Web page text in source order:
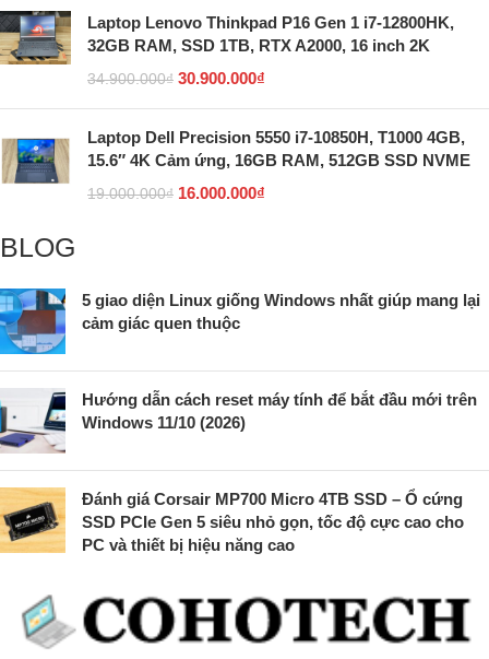
Laptop Lenovo Thinkpad P16 Gen 1 i7-12800HK,
32GB RAM, SSD 1TB, RTX A2000, 16 inch 2K
34.900.000₫ 30.900.000₫
Laptop Dell Precision 5550 i7-10850H, T1000 4GB,
15.6″ 4K Cảm ứng, 16GB RAM, 512GB SSD NVME
19.000.000₫ 16.000.000₫
BLOG
5 giao diện Linux giống Windows nhất giúp mang lại
cảm giác quen thuộc
Hướng dẫn cách reset máy tính để bắt đầu mới trên
Windows 11/10 (2026)
Đánh giá Corsair MP700 Micro 4TB SSD – Ổ cứng
SSD PCIe Gen 5 siêu nhỏ gọn, tốc độ cực cao cho
PC và thiết bị hiệu năng cao